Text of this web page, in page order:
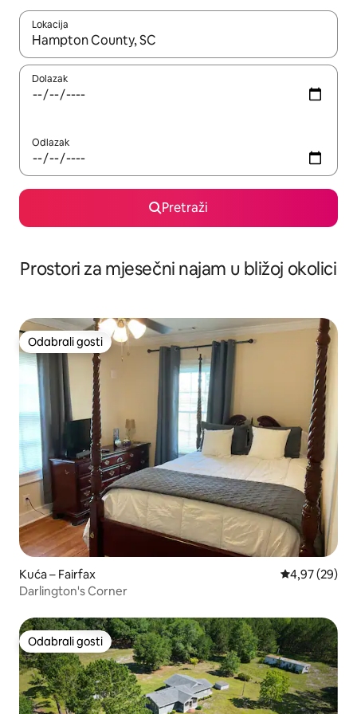
Lokacija
Kada budu dostupni rezultati, moći ćete ih pregledati
Dolazak
Odlazak
Pretraži
Prostori za mjesečni najam u bližoj okolici
Odabrali gosti
Odabrali gosti
Kuća – Fairfax Prosječna
4,97 (29)
Darlington's Corner
Odabrali gosti
Odabrali gosti